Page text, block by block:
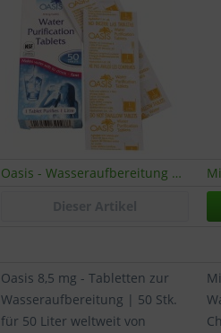
Oasis - Wasseraufbereitung | 50 Tabletten
Oasis 8,5 mg - Tabletten zur
Wasseraufbereitung | 50 Stk.
für 50 Liter weltweit von